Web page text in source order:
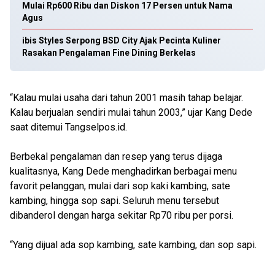
Mulai Rp600 Ribu dan Diskon 17 Persen untuk Nama
Agus
ibis Styles Serpong BSD City Ajak Pecinta Kuliner
Rasakan Pengalaman Fine Dining Berkelas
“Kalau mulai usaha dari tahun 2001 masih tahap belajar.
Kalau berjualan sendiri mulai tahun 2003,” ujar Kang Dede
saat ditemui Tangselpos.id.
Berbekal pengalaman dan resep yang terus dijaga
kualitasnya, Kang Dede menghadirkan berbagai menu
favorit pelanggan, mulai dari sop kaki kambing, sate
kambing, hingga sop sapi. Seluruh menu tersebut
dibanderol dengan harga sekitar Rp70 ribu per porsi.
“Yang dijual ada sop kambing, sate kambing, dan sop sapi.